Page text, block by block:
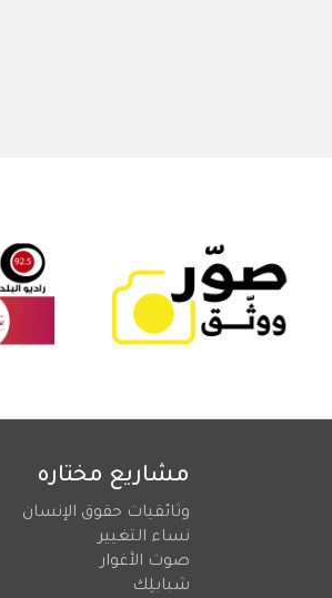
مشاريع مختاره
وثائقيات حقوق الإنسان
نساء التغيير
صوت الأغوار
شبابلِك